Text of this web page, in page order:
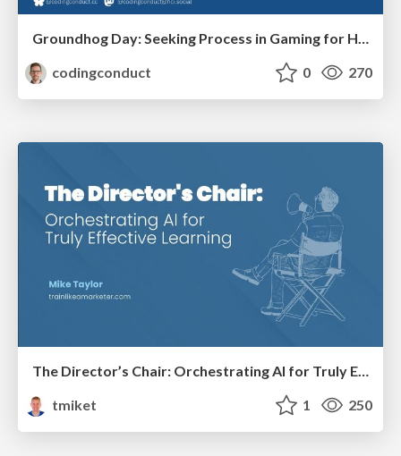
Groundhog Day: Seeking Process in Gaming for Health
codingconduct
0 270
The Director’s Chair: Orchestrating AI for Truly Effective Learning
tmiket
1 250